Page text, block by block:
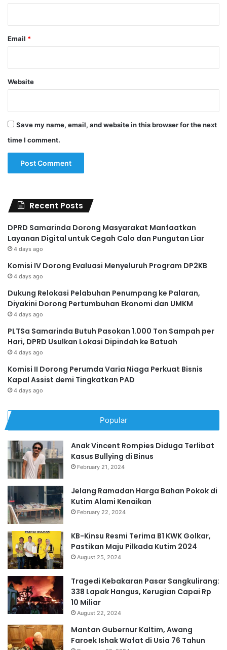
Email *
Website
Save my name, email, and website in this browser for the next
time I comment.
Recent Posts
DPRD Samarinda Dorong Masyarakat Manfaatkan
Layanan Digital untuk Cegah Calo dan Pungutan Liar
4 days ago
Komisi IV Dorong Evaluasi Menyeluruh Program DP2KB
4 days ago
Dukung Relokasi Pelabuhan Penumpang ke Palaran,
Diyakini Dorong Pertumbuhan Ekonomi dan UMKM
4 days ago
PLTSa Samarinda Butuh Pasokan 1.000 Ton Sampah per
Hari, DPRD Usulkan Lokasi Dipindah ke Batuah
4 days ago
Komisi II Dorong Perumda Varia Niaga Perkuat Bisnis
Kapal Assist demi Tingkatkan PAD
4 days ago
Popular
Anak Vincent Rompies Diduga Terlibat
Kasus Bullying di Binus
February 21, 2024
Jelang Ramadan Harga Bahan Pokok di
Kutim Alami Kenaikan
February 22, 2024
KB-Kinsu Resmi Terima B1 KWK Golkar,
Pastikan Maju Pilkada Kutim 2024
August 25, 2024
Tragedi Kebakaran Pasar Sangkulirang:
338 Lapak Hangus, Kerugian Capai Rp
10 Miliar
August 22, 2024
Mantan Gubernur Kaltim, Awang
Faroek Ishak Wafat di Usia 76 Tahun